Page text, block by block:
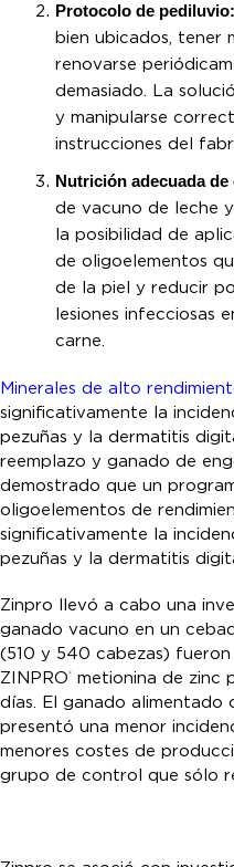
Protocolo de pediluvio:
bien ubicados, tener
renovarse
demasiado. La
y manipularse
instrucciones del
Nutrición adecuada
de vacuno de leche
la posibilidad de
de oligoelementos
de la piel y reducir
lesiones infecciosas
carne.
Minerales de alto
significativamente la
pezuñas y la dermatitis
reemplazo y ganado de
demostrado que un
oligoelementos de
significativamente la
pezuñas y la dermatitis
Zinpro llevó a cabo una
ganado vacuno en un
(510 y 540 cabezas)
ZINPRO® metionina de zinc
días. El ganado alimentado
presentó una menor
menores costes de
grupo de control que sólo